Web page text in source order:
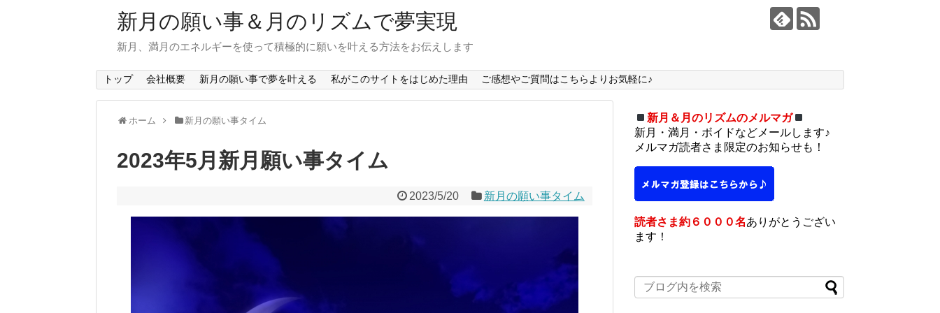
新月の願い事＆月のリズムで夢実現
新月、満月のエネルギーを使って積極的に願いを叶える方法をお伝えします
トップ 会社概要 新月の願い事で夢を叶える 私がこのサイトをはじめた理由 ご感想やご質問はこちらよりお気軽に♪
ホーム 新月の願い事タイム
2023年5月新月願い事タイム
2023/5/20 新月の願い事タイム
新月＆月のリズムのメルマガ
新月・満月・ボイドなどメールします♪
メルマガ読者さま限定のお知らせも！
読者さま約６０００名ありがとうござい
ます！